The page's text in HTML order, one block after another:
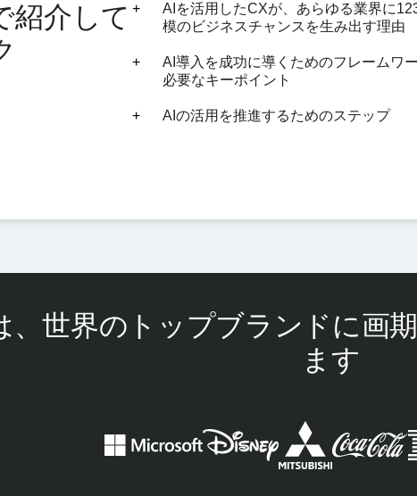
紹介して
AIを活用したCXが、あらゆる業界に
模のビジネスチャンスを生み出す理由
AI導入を成功に導くためのフレームワ
必要なキーポイント
AIの活用を推進するためのステップ
、世界のトップブランドに画
ます